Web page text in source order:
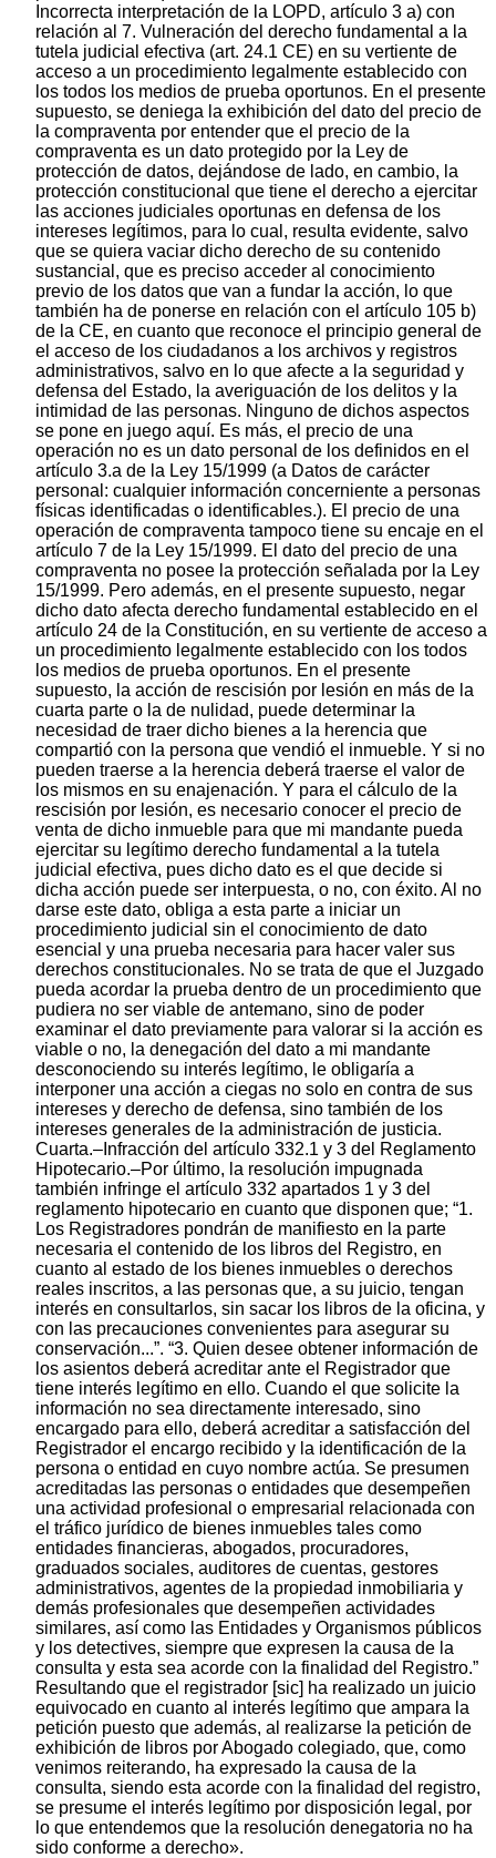
Incorrecta interpretación de la LOPD, artículo 3 a) con
relación al 7. Vulneración del derecho fundamental a la
tutela judicial efectiva (art. 24.1 CE) en su vertiente de
acceso a un procedimiento legalmente establecido con
los todos los medios de prueba oportunos. En el presente
supuesto, se deniega la exhibición del dato del precio de
la compraventa por entender que el precio de la
compraventa es un dato protegido por la Ley de
protección de datos, dejándose de lado, en cambio, la
protección constitucional que tiene el derecho a ejercitar
las acciones judiciales oportunas en defensa de los
intereses legítimos, para lo cual, resulta evidente, salvo
que se quiera vaciar dicho derecho de su contenido
sustancial, que es preciso acceder al conocimiento
previo de los datos que van a fundar la acción, lo que
también ha de ponerse en relación con el artículo 105 b)
de la CE, en cuanto que reconoce el principio general de
el acceso de los ciudadanos a los archivos y registros
administrativos, salvo en lo que afecte a la seguridad y
defensa del Estado, la averiguación de los delitos y la
intimidad de las personas. Ninguno de dichos aspectos
se pone en juego aquí. Es más, el precio de una
operación no es un dato personal de los definidos en el
artículo 3.a de la Ley 15/1999 (a Datos de carácter
personal: cualquier información concerniente a personas
físicas identificadas o identificables.). El precio de una
operación de compraventa tampoco tiene su encaje en el
artículo 7 de la Ley 15/1999. El dato del precio de una
compraventa no posee la protección señalada por la Ley
15/1999. Pero además, en el presente supuesto, negar
dicho dato afecta derecho fundamental establecido en el
artículo 24 de la Constitución, en su vertiente de acceso a
un procedimiento legalmente establecido con los todos
los medios de prueba oportunos. En el presente
supuesto, la acción de rescisión por lesión en más de la
cuarta parte o la de nulidad, puede determinar la
necesidad de traer dicho bienes a la herencia que
compartió con la persona que vendió el inmueble. Y si no
pueden traerse a la herencia deberá traerse el valor de
los mismos en su enajenación. Y para el cálculo de la
rescisión por lesión, es necesario conocer el precio de
venta de dicho inmueble para que mi mandante pueda
ejercitar su legítimo derecho fundamental a la tutela
judicial efectiva, pues dicho dato es el que decide si
dicha acción puede ser interpuesta, o no, con éxito. Al no
darse este dato, obliga a esta parte a iniciar un
procedimiento judicial sin el conocimiento de dato
esencial y una prueba necesaria para hacer valer sus
derechos constitucionales. No se trata de que el Juzgado
pueda acordar la prueba dentro de un procedimiento que
pudiera no ser viable de antemano, sino de poder
examinar el dato previamente para valorar si la acción es
viable o no, la denegación del dato a mi mandante
desconociendo su interés legítimo, le obligaría a
interponer una acción a ciegas no solo en contra de sus
intereses y derecho de defensa, sino también de los
intereses generales de la administración de justicia.
Cuarta.–Infracción del artículo 332.1 y 3 del Reglamento
Hipotecario.–Por último, la resolución impugnada
también infringe el artículo 332 apartados 1 y 3 del
reglamento hipotecario en cuanto que disponen que; “1.
Los Registradores pondrán de manifiesto en la parte
necesaria el contenido de los libros del Registro, en
cuanto al estado de los bienes inmuebles o derechos
reales inscritos, a las personas que, a su juicio, tengan
interés en consultarlos, sin sacar los libros de la oficina, y
con las precauciones convenientes para asegurar su
conservación...”. “3. Quien desee obtener información de
los asientos deberá acreditar ante el Registrador que
tiene interés legítimo en ello. Cuando el que solicite la
información no sea directamente interesado, sino
encargado para ello, deberá acreditar a satisfacción del
Registrador el encargo recibido y la identificación de la
persona o entidad en cuyo nombre actúa. Se presumen
acreditadas las personas o entidades que desempeñen
una actividad profesional o empresarial relacionada con
el tráfico jurídico de bienes inmuebles tales como
entidades financieras, abogados, procuradores,
graduados sociales, auditores de cuentas, gestores
administrativos, agentes de la propiedad inmobiliaria y
demás profesionales que desempeñen actividades
similares, así como las Entidades y Organismos públicos
y los detectives, siempre que expresen la causa de la
consulta y esta sea acorde con la finalidad del Registro.”
Resultando que el registrador [sic] ha realizado un juicio
equivocado en cuanto al interés legítimo que ampara la
petición puesto que además, al realizarse la petición de
exhibición de libros por Abogado colegiado, que, como
venimos reiterando, ha expresado la causa de la
consulta, siendo esta acorde con la finalidad del registro,
se presume el interés legítimo por disposición legal, por
lo que entendemos que la resolución denegatoria no ha
sido conforme a derecho».